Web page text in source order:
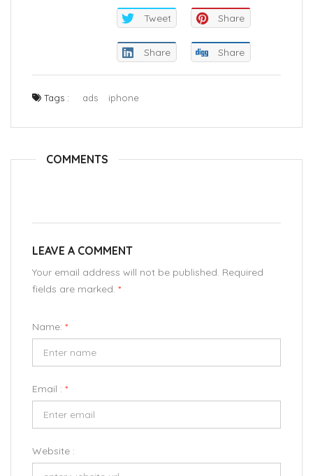
Tweet Share
Share Share
Tags : ads iphone
COMMENTS
LEAVE A COMMENT
Your email address will not be published. Required
fields are marked. *
Name: *
Email : *
Website :